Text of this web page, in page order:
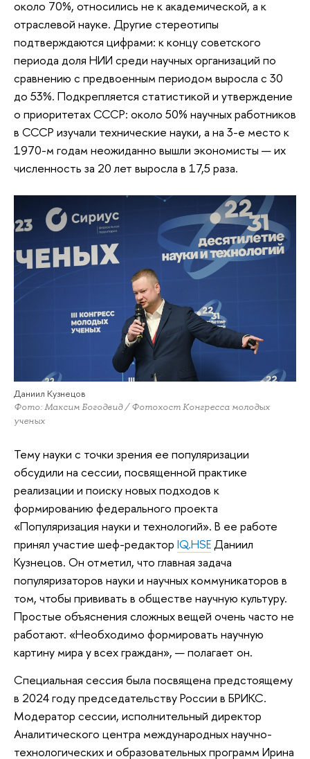
около 70%, относились не к академической, а к
отраслевой науке. Другие стереотипы
подтверждаются цифрами: к концу советского
периода доля НИИ среди научных организаций по
сравнению с предвоенным периодом выросла с 30
до 53%. Подкрепляется статистикой и утверждение
о приоритетах СССР: около 50% научных работников
в СССР изучали технические науки, а на 3-е место к
1970-м годам неожиданно вышли экономисты — их
численность за 20 лет выросла в 17,5 раза.
Даниил Кузнецов
Фото: Максим Богодвид / Фотохост Конгресса молодых
ученых
Тему науки с точки зрения ее популяризации
обсудили на сессии, посвященной практике
реализации и поиску новых подходов к
формированию федерального проекта
«Популяризация науки и технологий». В ее работе
принял участие шеф-редактор IQ.HSEДаниил
Кузнецов. Он отметил, что главная задача
популяризаторов науки и научных коммуникаторов в
том, чтобы прививать в обществе научную культуру.
Простые объяснения сложных вещей очень часто не
работают. «Необходимо формировать научную
картину мира у всех граждан», — полагает он.
Специальная сессия была посвящена предстоящему
в 2024 году председательству России в БРИКС.
Модератор сессии, исполнительный директор
Аналитического центра международных научно-
технологических и образовательных программ Ирина